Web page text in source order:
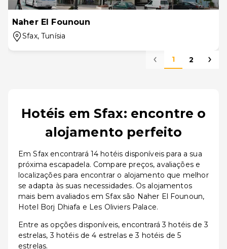
Naher El Founoun
Sfax, Tunísia
1 2
Hotéis em Sfax: encontre o
alojamento perfeito
Em Sfax encontrará 14 hotéis disponíveis para a sua
próxima escapadela. Compare preços, avaliações e
localizações para encontrar o alojamento que melhor
se adapta às suas necessidades. Os alojamentos
mais bem avaliados em Sfax são Naher El Founoun,
Hotel Borj Dhiafa e Les Oliviers Palace.
Entre as opções disponíveis, encontrará 3 hotéis de 3
estrelas, 3 hotéis de 4 estrelas e 3 hotéis de 5
estrelas.